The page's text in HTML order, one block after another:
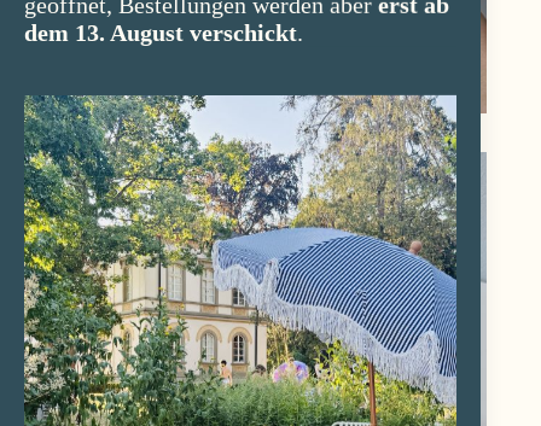
dem 13. August verschickt.